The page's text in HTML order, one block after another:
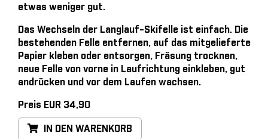
etwas weniger gut.
Das Wechseln der Langlauf-Skifelle ist einfach. Die
bestehenden Felle entfernen, auf das mitgelieferte
Papier kleben oder entsorgen, Fräsung trocknen,
neue Felle von vorne in Laufrichtung einkleben, gut
andrücken und vor dem Laufen wachsen.
Preis EUR 34,90
IN DEN WARENKORB